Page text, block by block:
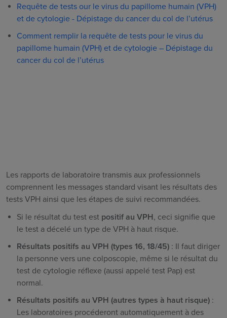
Requête de tests our le virus du papillome humain (VPH)
et de cytologie - Dépistage du cancer du col de l’utérus
Comment remplir la requête de tests pour le virus du
papillome humain (VPH) et de cytologie – Dépistage du
cancer du col de l’utérus
Les rapports de laboratoire transmis aux professionnels
comprennent les messages standard visant les résultats des
tests VPH ainsi que les étapes de suivi recommandées.
Si le résultat du test est positif au VPH, ceci signifie que
le test a décelé un type de VPH à haut risque.
Résultats positifs au VPH (types 16, 18/45) : Il faut diriger
la personne vers une colposcopie, même si le résultat du
test de cytologie réflexe (aussi appelé test Pap) est
normal.
Résultats positifs au VPH (autres types à haut risque) :
Les laboratoires procéderont automatiquement à des